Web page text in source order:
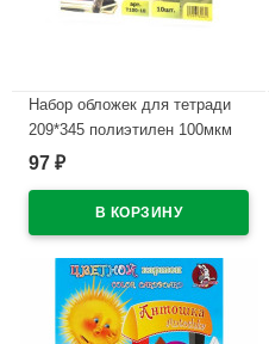
Набор обложек для тетради
209*345 полиэтилен 100мкм
10 штук в наборе арт Т100-10
97 ₽